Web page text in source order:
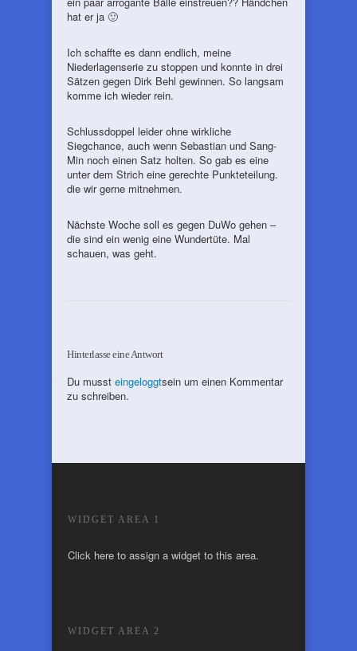
hat er ja 🙂
Ich schaffte es dann endlich, meine
Niederlagenserie zu stoppen und konnte in drei
Sätzen gegen Dirk Behl gewinnen. So langsam
komme ich wieder rein.
Schlussdoppel leider ohne wirkliche
Siegchance, auch wenn Sebastian und Sang-
Min noch einen Satz holten. So gab es eine
unter dem Strich eine gerechte Punkteteilung.
die wir gerne mitnehmen.
Nächste Woche soll es gegen DuWo gehen –
die sind ein wenig eine Wundertüte. Mal
schauen, was geht.
Hinterlasse eine Antwort
Du musst eingeloggtsein um einen Kommentar
zu schreiben.
WIDGET AREA 1
Click here to assign a widget to this area.
WIDGET AREA 2